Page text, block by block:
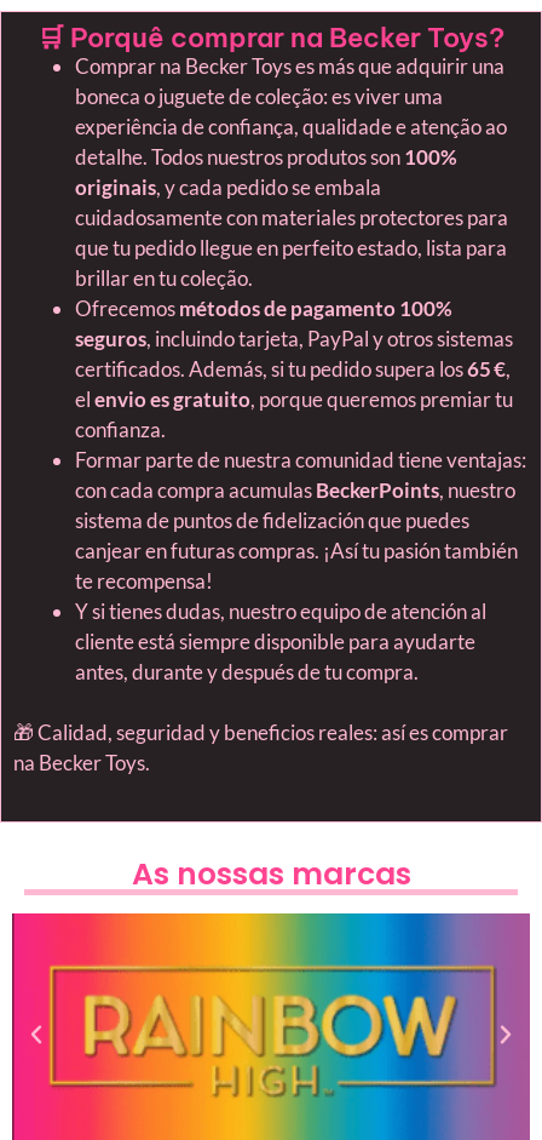
🛒 Porquê comprar na Becker Toys?
Comprar na Becker Toys es más que adquirir una
boneca o juguete de coleção: es viver uma
experiência de confiança, qualidade e atenção ao
detalhe. Todos nuestros produtos son100%
originais, y cada pedido se embala
cuidadosamente con materiales protectores para
que tu pedido llegue en perfeito estado, lista para
brillar en tu coleção.
Ofrecemosmétodos de pagamento 100%
seguros, incluindo tarjeta, PayPal y otros sistemas
certificados. Además, si tu pedido supera los65 €,
elenvio es gratuito, porque queremos premiar tu
confianza.
Formar parte de nuestra comunidad tiene ventajas:
con cada compra acumulasBeckerPoints, nuestro
sistema de puntos de fidelización que puedes
canjear en futuras compras. ¡Así tu pasión también
te recompensa!
Y si tienes dudas, nuestro equipo de atención al
cliente está siempre disponible para ayudarte
antes, durante y después de tu compra.
🎁 Calidad, seguridad y beneficios reales: así es comprar
na Becker Toys.
As nossas marcas